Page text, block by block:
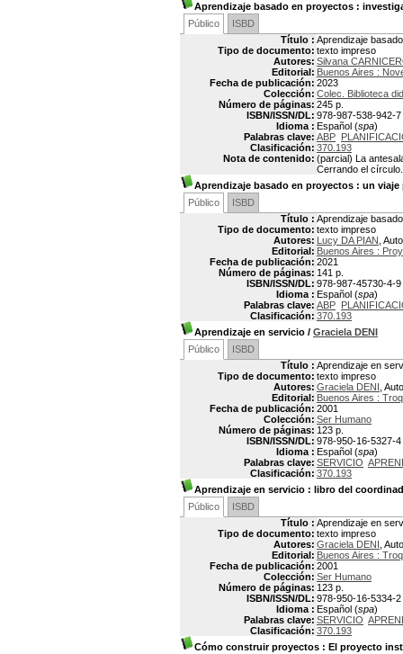
Aprendizaje basado en proyectos :
Público
ISBD
Título : Aprendizaje
Tipo de documento: texto impreso
Autores: Silvana
Editorial: Buenos Aires :
Fecha de publicación: 2023
Colección: Colec. Biblioteca
Número de páginas: 245 p.
ISBN/ISSN/DL: 978-987-538-942-7
Idioma : Español (spa)
Palabras clave: ABP
Clasificación: 370.193
Nota de contenido: (parcial) La
Cerrando el
Aprendizaje basado en proyectos : un viaje
Público
ISBD
Título : Aprendizaje
Tipo de documento: texto impreso
Autores: Lucy DA PIAN ,
Editorial: Buenos Aires :
Fecha de publicación: 2021
Número de páginas: 141 p.
ISBN/ISSN/DL: 978-987-45730-4-9
Idioma : Español (spa)
Palabras clave: ABP
Clasificación: 370.193
Aprendizaje en servicio / Graciela DENI
Público
ISBD
Título : Aprendizaje en
Tipo de documento: texto impreso
Autores: Graciela DENI ,
Editorial: Buenos Aires :
Fecha de publicación: 2001
Colección: Ser Humano
Número de páginas: 123 p.
ISBN/ISSN/DL: 978-950-16-5327-4
Idioma : Español (spa)
Palabras clave: SERVICIO
Clasificación: 370.193
Aprendizaje en servicio : libro del
Público
ISBD
Título : Aprendizaje en
Tipo de documento: texto impreso
Autores: Graciela DENI ,
Editorial: Buenos Aires :
Fecha de publicación: 2001
Colección: Ser Humano
Número de páginas: 123 p.
ISBN/ISSN/DL: 978-950-16-5334-2
Idioma : Español (spa)
Palabras clave: SERVICIO
Clasificación: 370.193
Cómo construir proyectos : El proyecto